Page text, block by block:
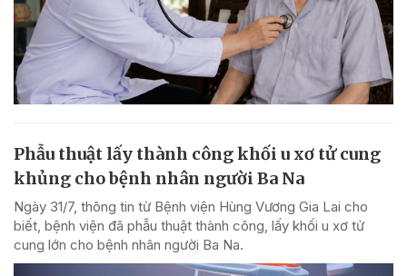
Phẫu thuật lấy thành công khối u xơ tử cung
khủng cho bệnh nhân người Ba Na
Ngày 31/7, thông tin từ Bệnh viện Hùng Vương Gia Lai cho
biết, bệnh viện đã phẫu thuật thành công, lấy khối u xơ tử
cung lớn cho bệnh nhân người Ba Na.